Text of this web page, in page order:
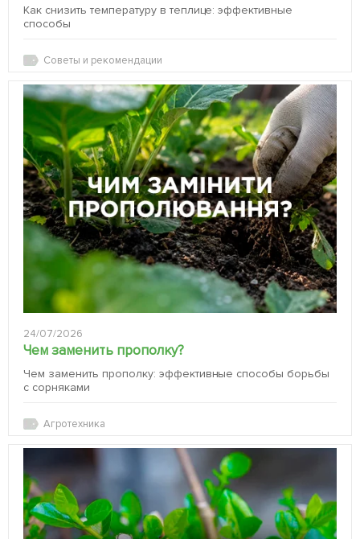
Как снизить температуру в теплице: эффективные
способы
Советы и рекомендации
24/07/2026
Чем заменить прополку?
Чем заменить прополку: эффективные способы борьбы
с сорняками
Агротехника